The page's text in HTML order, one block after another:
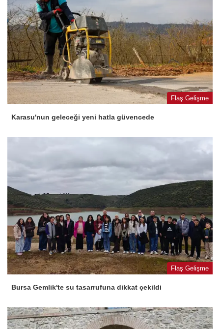
Flaş Gelişme
Karasu'nun geleceği yeni hatla güvencede
Flaş Gelişme
Bursa Gemlik'te su tasarrufuna dikkat çekildi